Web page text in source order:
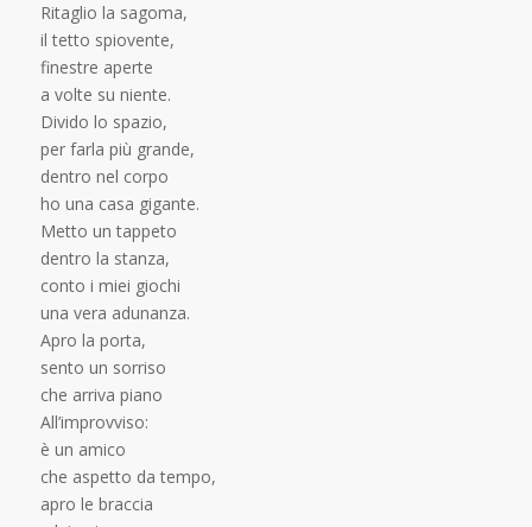
Ritaglio la sagoma,
il tetto spiovente,
finestre aperte
a volte su niente.
Divido lo spazio,
per farla più grande,
dentro nel corpo
ho una casa gigante.
Metto un tappeto
dentro la stanza,
conto i miei giochi
una vera adunanza.
Apro la porta,
sento un sorriso
che arriva piano
All’improvviso:
è un amico
che aspetto da tempo,
apro le braccia